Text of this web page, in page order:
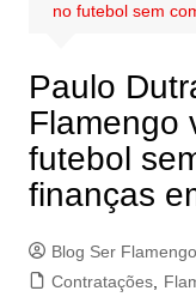
no futebol sem
Paulo
Flamengo
futebol
finanças
Blog Ser Flamengo
Contratações,